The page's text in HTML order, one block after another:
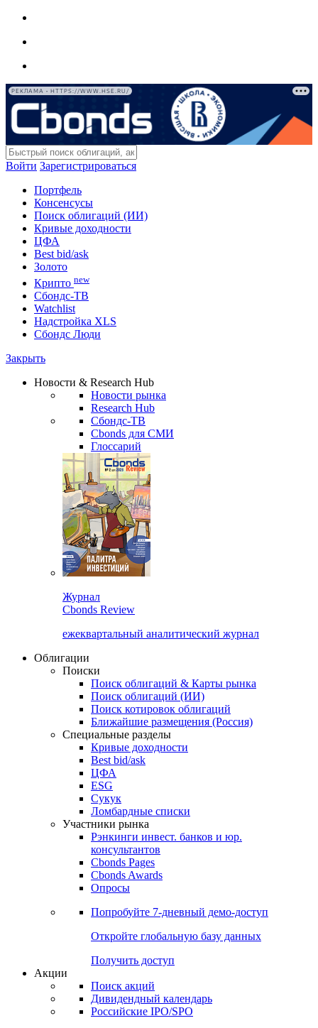
РЕКЛАМА • HTTPS://WWW.HSE.RU/
Войти Зарегистрироваться
Портфель
Консенсусы
Поиск облигаций (ИИ)
Кривые доходности
ЦФА
Best bid/ask
Золото
Крипто new
Сбондс-ТВ
Watchlist
Надстройка XLS
Сбондс Люди
Закрыть
Новости & Research Hub
Новости рынка
Research Hub
Сбондс-ТВ
Cbonds для СМИ
Глоссарий
Журнал
Cbonds Review
ежеквартальный аналитический журнал
Облигации
Поиски
Поиск облигаций & Карты рынка
Поиск облигаций (ИИ)
Поиск котировок облигаций
Ближайшие размещения (Россия)
Специальные разделы
Кривые доходности
Best bid/ask
ЦФА
ESG
Сукук
Ломбардные списки
Участники рынка
Рэнкинги инвест. банков и юр.
консультантов
Cbonds Pages
Cbonds Awards
Опросы
Попробуйте 7-дневный демо-доступ
Откройте глобальную базу данных
Получить доступ
Акции
Поиск акций
Дивидендный календарь
Российские IPO/SPO